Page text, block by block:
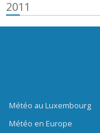
2011
Météo au Luxembourg
Météo en Europe